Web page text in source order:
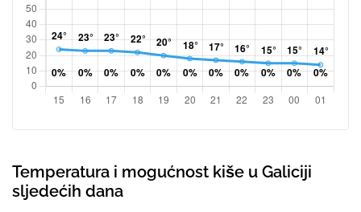
Temperatura i mogućnost kiše u Galiciji
sljedećih dana